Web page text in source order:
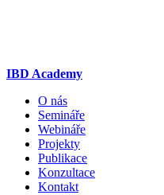
IBD Academy
O nás
Semináře
Webináře
Projekty
Publikace
Konzultace
Kontakt